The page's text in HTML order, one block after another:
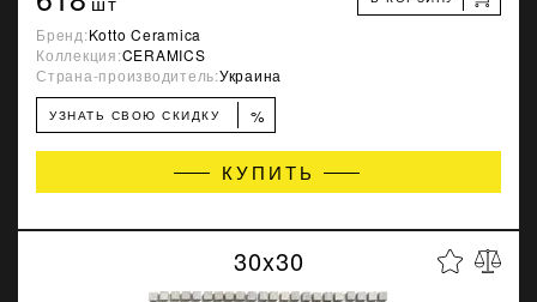
Бренд:Kotto Ceramica
Коллекция:CERAMICS
Страна-производитель:Украина
УЗНАТЬ СВОЮ СКИДКУ %
КУПИТЬ
30x30